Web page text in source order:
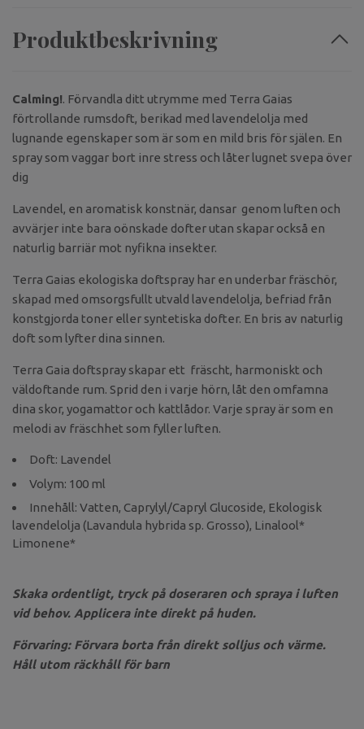
Produktbeskrivning
Calming!. Förvandla ditt utrymme med Terra Gaias
förtrollande rumsdoft, berikad med lavendelolja med
lugnande egenskaper som är som en mild bris för själen. En
spray som vaggar bort inre stress och låter lugnet svepa över
dig
Lavendel, en aromatisk konstnär, dansar genom luften och
avvärjer inte bara oönskade dofter utan skapar också en
naturlig barriär mot nyfikna insekter.
Terra Gaias ekologiska doftspray har en underbar fräschör,
skapad med omsorgsfullt utvald lavendelolja, befriad från
konstgjorda toner eller syntetiska dofter. En bris av naturlig
doft som lyfter dina sinnen.
Terra Gaia doftspray skapar ett fräscht, harmoniskt och
väldoftande rum. Sprid den i varje hörn, låt den omfamna
dina skor, yogamattor och kattlådor. Varje spray är som en
melodi av fräschhet som fyller luften.
Doft: Lavendel
Volym: 100 ml
Innehåll: Vatten, Caprylyl/Capryl Glucoside, Ekologisk
lavendelolja (Lavandula hybrida sp. Grosso), Linalool*
Limonene*
Skaka ordentligt, tryck på doseraren och spraya i luften
vid behov. Applicera inte direkt på huden.
Förvaring: Förvara borta från direkt solljus och värme.
Håll utom räckhåll för barn